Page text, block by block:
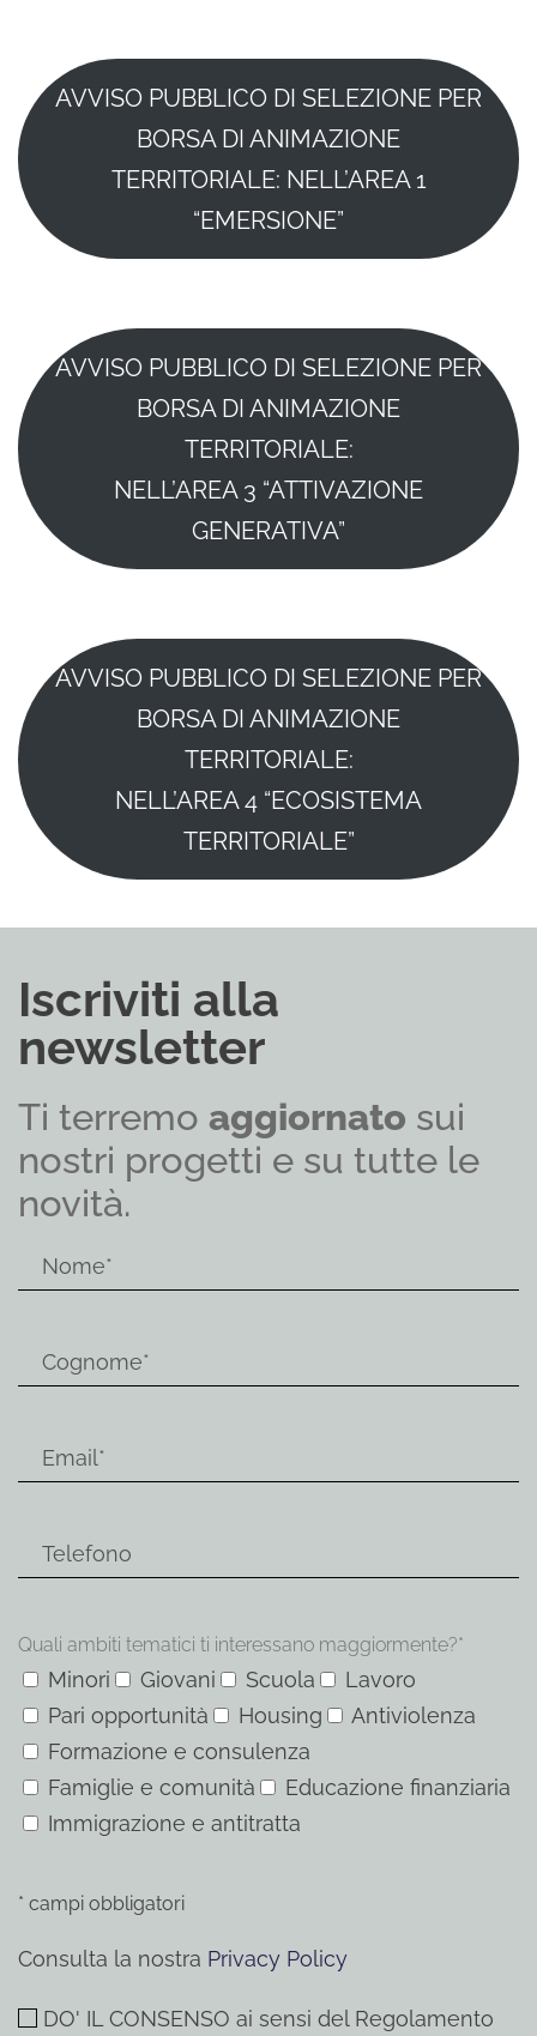
AVVISO PUBBLICO DI SELEZIONE PER
BORSA DI ANIMAZIONE
TERRITORIALE: NELL’AREA 1
“EMERSIONE”
AVVISO PUBBLICO DI SELEZIONE PER
BORSA DI ANIMAZIONE
TERRITORIALE:
NELL’AREA 3 “ATTIVAZIONE
GENERATIVA”
AVVISO PUBBLICO DI SELEZIONE PER
BORSA DI ANIMAZIONE
TERRITORIALE:
NELL’AREA 4 “ECOSISTEMA
TERRITORIALE”
Iscriviti alla
newsletter
Ti terremo aggiornato sui
nostri progetti e su tutte le
novità.
Quali ambiti tematici ti interessano maggiormente?*
Minori Giovani Scuola
Lavoro
Pari opportunità
Housing
Antiviolenza
Formazione e consulenza
Famiglie e comunità
Educazione finanziaria
Immigrazione e antitratta
* campi obbligatori
Consulta la nostra Privacy Policy
DO' IL CONSENSO ai sensi del Regolamento